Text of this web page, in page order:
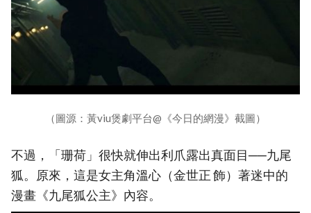
（圖源：黃viu煲劇平台@《今日的網漫》截圖）
不過，「珊荷」很快就伸出利爪露出真面目──九尾
狐。原來，這是女主角溫心（金世正 飾）著迷中的
漫畫《九尾狐公主》內容。